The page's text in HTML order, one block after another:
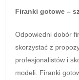
Firanki gotowe –
Odpowiedni dobór
skorzystać z
profesjonalistów i
modeli. Firanki